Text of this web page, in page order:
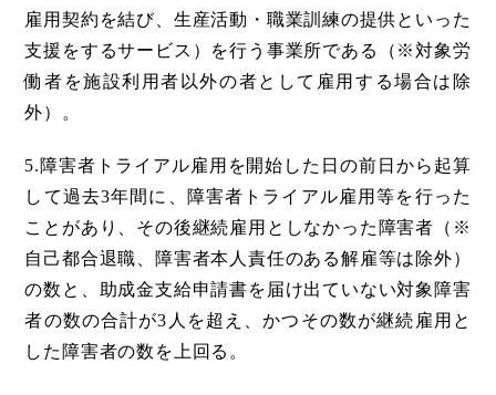
雇用契約を結び、生産活動・職業訓練の提供といった
支援をするサービス）を行う事業所である（※対象労
働者を施設利用者以外の者として雇用する場合は除
外）。
5.障害者トライアル雇用を開始した日の前日から起算
して過去3年間に、障害者トライアル雇用等を行った
ことがあり、その後継続雇用としなかった障害者（※
自己都合退職、障害者本人責任のある解雇等は除外）
の数と、助成金支給申請書を届け出ていない対象障害
者の数の合計が3人を超え、かつその数が継続雇用と
した障害者の数を上回る。